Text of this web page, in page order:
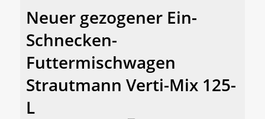
Neuer gezogener Ein-
Schnecken-
Futtermischwagen
Strautmann Verti-Mix 125-
L